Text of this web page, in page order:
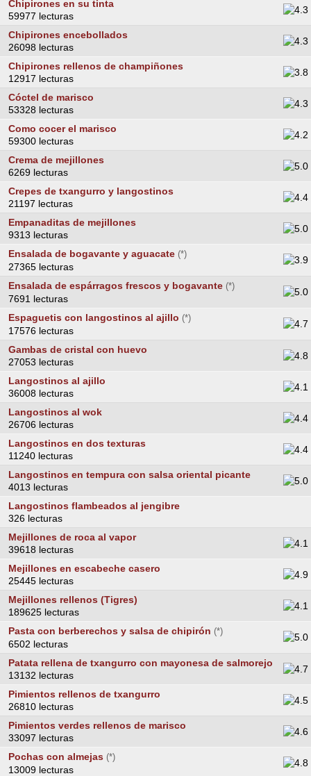
Chipirones en su tinta
59977 lecturas
Chipirones encebollados
26098 lecturas
Chipirones rellenos de champiñones
12917 lecturas
Cóctel de marisco
53328 lecturas
Como cocer el marisco
59300 lecturas
Crema de mejillones
6269 lecturas
Crepes de txangurro y langostinos
21197 lecturas
Empanaditas de mejillones
9313 lecturas
Ensalada de bogavante y aguacate (*)
27365 lecturas
Ensalada de espárragos frescos y bogavante (*)
7691 lecturas
Espaguetis con langostinos al ajillo (*)
17576 lecturas
Gambas de cristal con huevo
27053 lecturas
Langostinos al ajillo
36008 lecturas
Langostinos al wok
26706 lecturas
Langostinos en dos texturas
11240 lecturas
Langostinos en tempura con salsa oriental picante
4013 lecturas
Langostinos flambeados al jengibre
326 lecturas
Mejillones de roca al vapor
39618 lecturas
Mejillones en escabeche casero
25445 lecturas
Mejillones rellenos (Tigres)
189625 lecturas
Pasta con berberechos y salsa de chipirón (*)
6502 lecturas
Patata rellena de txangurro con mayonesa de salmorejo
13132 lecturas
Pimientos rellenos de txangurro
26810 lecturas
Pimientos verdes rellenos de marisco
33097 lecturas
Pochas con almejas (*)
13009 lecturas